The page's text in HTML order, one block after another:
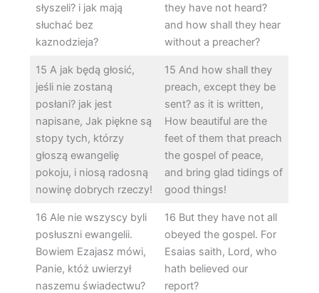
słyszeli? i jak mają
słuchać bez
kaznodzieja?
they have not heard?
and how shall they hear
without a preacher?
15 A jak będą głosić,
jeśli nie zostaną
posłani? jak jest
napisane, Jak piękne są
stopy tych, którzy
głoszą ewangelię
pokoju, i niosą radosną
nowinę dobrych rzeczy!
15 And how shall they
preach, except they be
sent? as it is written,
How beautiful are the
feet of them that preach
the gospel of peace,
and bring glad tidings of
good things!
16 Ale nie wszyscy byli
posłuszni ewangelii.
Bowiem Ezajasz mówi,
Panie, któż uwierzył
naszemu świadectwu?
16 But they have not all
obeyed the gospel. For
Esaias saith, Lord, who
hath believed our
report?